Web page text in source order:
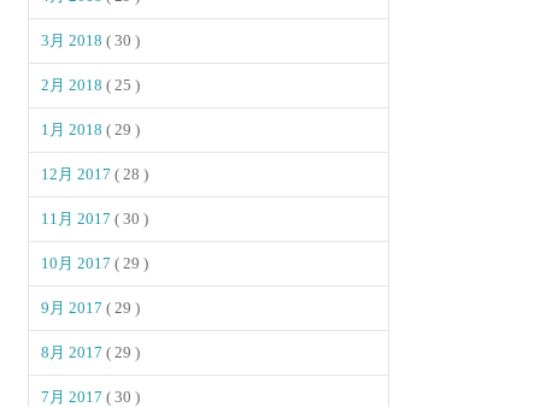
3月 2018( 30 )
2月 2018( 25 )
1月 2018( 29 )
12月 2017( 28 )
11月 2017( 30 )
10月 2017( 29 )
9月 2017( 29 )
8月 2017( 29 )
7月 2017( 30 )